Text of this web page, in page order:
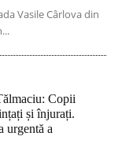
Vasile Cârlova din
Copii
și înjurați.
urgentă a